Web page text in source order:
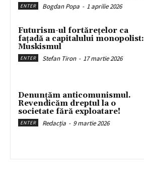
ENTER Bogdan Popa - 1 aprilie 2026
Futurism-ul fortărețelor ca
fațadă a capitalului monopolist:
Muskismul
ENTER Stefan Tiron - 17 martie 2026
Denunțăm anticomunismul.
Revendicăm dreptul la o
societate fără exploatare!
ENTER Redacția - 9 martie 2026